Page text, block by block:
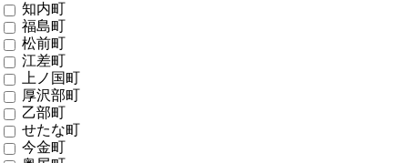
知内町
福島町
松前町
江差町
上ノ国町
厚沢部町
乙部町
せたな町
今金町